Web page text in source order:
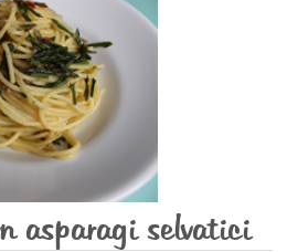
asparagi selvatici